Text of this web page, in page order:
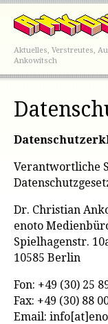
Aktuelles, Verstreutes,
Ankowitsch
Verantwortliche
Dr. Christian
enoto
Spielhagenstr.
10585 Berlin
Fon: +49 (30) 25
Fax: +49 (30) 88
Email: